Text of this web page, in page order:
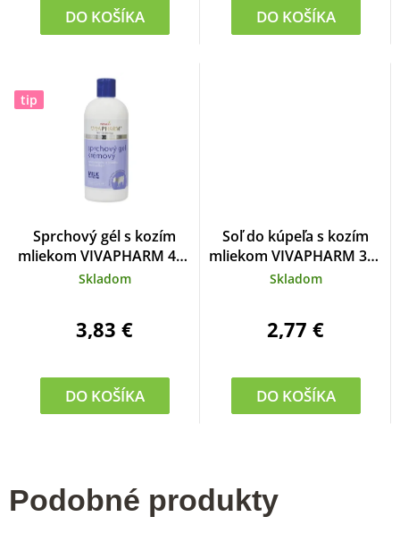
DO KOŠÍKA DO KOŠÍKA
tip
Sprchový gél s kozím
mliekom VIVAPHARM 400
ml
Skladom
3,83 €
DO KOŠÍKA
Soľ do kúpeľa s kozím
mliekom VIVAPHARM 300
ml
Skladom
2,77 €
DO KOŠÍKA
Podobné produkty